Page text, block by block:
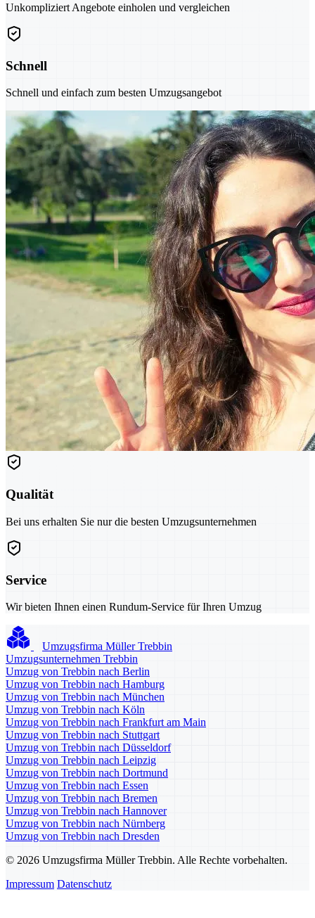
Unkompliziert Angebote einholen und vergleichen
Schnell
Schnell und einfach zum besten Umzugsangebot
Qualität
Bei uns erhalten Sie nur die besten Umzugsunternehmen
Service
Wir bieten Ihnen einen Rundum-Service für Ihren Umzug
Umzugsfirma Müller Trebbin
Umzugsunternehmen Trebbin
Umzug von Trebbin nach Berlin
Umzug von Trebbin nach Hamburg
Umzug von Trebbin nach München
Umzug von Trebbin nach Köln
Umzug von Trebbin nach Frankfurt am Main
Umzug von Trebbin nach Stuttgart
Umzug von Trebbin nach Düsseldorf
Umzug von Trebbin nach Leipzig
Umzug von Trebbin nach Dortmund
Umzug von Trebbin nach Essen
Umzug von Trebbin nach Bremen
Umzug von Trebbin nach Hannover
Umzug von Trebbin nach Nürnberg
Umzug von Trebbin nach Dresden
© 2026 Umzugsfirma Müller Trebbin. Alle Rechte vorbehalten.
Impressum Datenschutz